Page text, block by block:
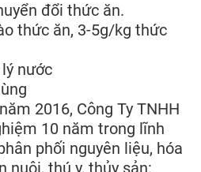
đổi thức ăn.
thức ăn, 3-5g/kg thức
nước
2016, Công Ty TNHH
10 năm trong lĩnh
phối nguyên liệu, hóa
nuôi, thú y, thủy sản: